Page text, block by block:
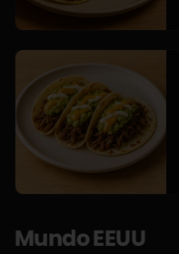
Mundo EEUU